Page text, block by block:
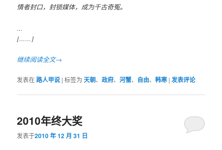
情者封口，封锁媒体，成为千古奇冤。
…
[……]
继续阅读全文→
发表在路人甲说 |标签为 天朝、政府、河蟹、 自由、韩寒 |发表评论
2010年终大奖
发表于2010 年 12 月 31 日